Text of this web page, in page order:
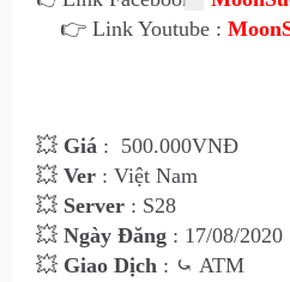
👉 Link Youtube :
💥 Giá : 500.000VNĐ
💥 Ver : Việt Nam
💥 Server : S28
💥 Ngày Đăng : 17/08/2020
💥 Giao Dịch : ⤿ ATM